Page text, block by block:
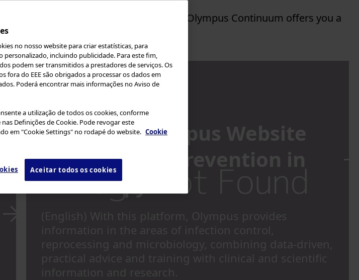
in Oceania
Global Learning Library, Olympus Continuum offers you a
of care.
(English) Olympus Website
for Infection Prevention in
Endoscopy
(English) With this platform, Olympus provides
information in the areas of infection control,
reprocessing and microbiology, combining data-driven,
practical advice and training with clinical and scientific
information and research.
no nosso website para criar estatísticas, para
incluindo publicidade. Para este fim,
podem ser transmitidos a prestadores de serviços. Os
fora do EEE são obrigados a processar os dados em
Poderá encontrar mais informações no Aviso de
a utilização de todos os cookies, conforme
Definições de Cookie. Pode revogar este
em "Cookie Settings" no rodapé do website. Cookie
Aceitar todos os cookies